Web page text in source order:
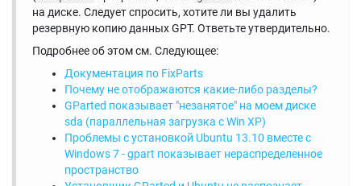
на диске. Следует спросить, хотите ли вы удалить
резервную копию данных GPT. Ответьте утвердительно.
Подробнее об этом см. Следующее:
Документация по FixParts
Почему не отображаются какие-либо разделы?
GParted показывает "незанятое" на моем диске
sda (параллельная загрузка с Win XP)
Проблемы с установкой Ubuntu 13.10 вместе с
Windows 7 - gpart показывает нераспределенное
пространство